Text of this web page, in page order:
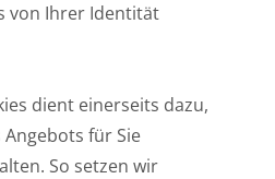
von Ihrer Identität
dient einerseits dazu,
für Sie
So setzen wir